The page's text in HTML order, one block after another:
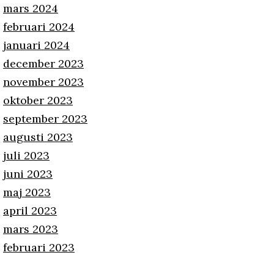
mars 2024
februari 2024
januari 2024
december 2023
november 2023
oktober 2023
september 2023
augusti 2023
juli 2023
juni 2023
maj 2023
april 2023
mars 2023
februari 2023